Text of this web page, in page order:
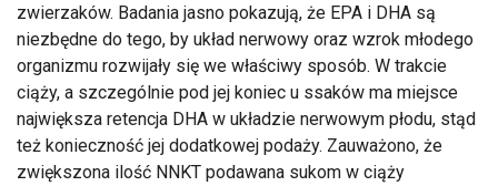
zwierzaków. Badania jasno pokazują, że EPA i DHA są
niezbędne do tego, by układ nerwowy oraz wzrok młodego
organizmu rozwijały się we właściwy sposób. W trakcie
ciąży, a szczególnie pod jej koniec u ssaków ma miejsce
największa retencja DHA w układzie nerwowym płodu, stąd
też konieczność jej dodatkowej podaży. Zauważono, że
zwiększona ilość NNKT podawana sukom w ciąży